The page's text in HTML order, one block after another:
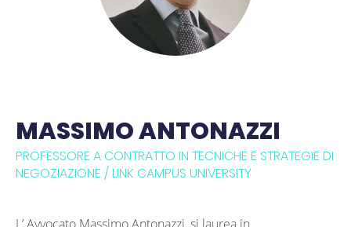
MASSIMO ANTONAZZI
PROFESSORE A CONTRATTO IN TECNICHE E STRATEGIE DI
NEGOZIAZIONE / LINK CAMPUS UNIVERSITY